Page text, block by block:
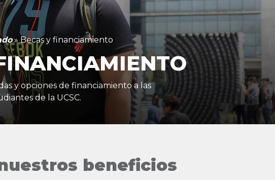
»Becas y financiamiento
y opciones de financiamiento a las
de la UCSC.
beneficios